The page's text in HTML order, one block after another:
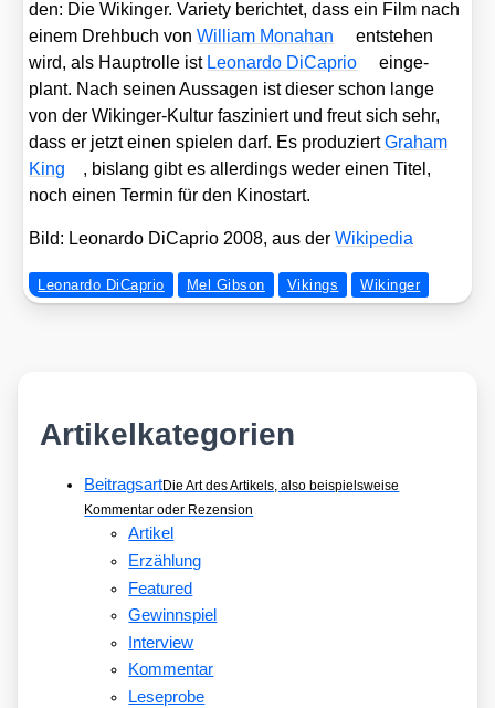
den: Die Wikin­ger. Varie­ty berich­tet, dass ein Film nach
einem Dreh­buch vonWil­liam Mona­han
ent­ste­hen
wird, als Haupt­rol­le ist Leo­nar­do DiCa­prio
ein­ge­
plant. Nach sei­nen Aus­sa­gen ist die­ser schon lan­ge
von der Wikin­ger-Kul­tur fas­zi­niert und freut sich sehr,
dass er jetzt einen spie­len darf. Es pro­du­ziertGra­ham
King
, bis­lang gibt es aller­dings weder einen Titel,
noch einen Ter­min für den Kino­start.
Bild: Leo­nar­do DiCa­prio 2008, aus derWiki­pe­dia
Leonardo DiCaprio Mel Gibson Vikings Wikinger
Artikelkategorien
BeitragsartDie Art des Artikels, also beispielsweise
Kommentar oder Rezension
Artikel
Erzählung
Featured
Gewinnspiel
Interview
Kommentar
Leseprobe